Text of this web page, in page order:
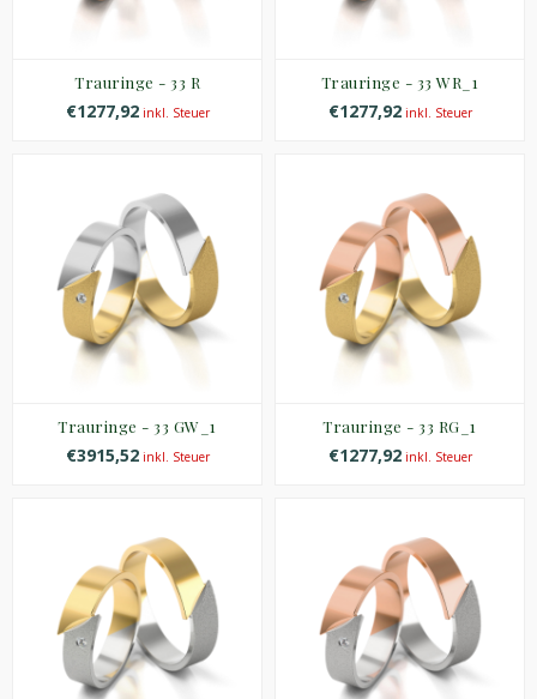
Trauringe - 33 R
€1277,92inkl. Steuer
Trauringe - 33 WR_1
€1277,92inkl. Steuer
Trauringe - 33 GW_1
€3915,52inkl. Steuer
Trauringe - 33 RG_1
€1277,92inkl. Steuer